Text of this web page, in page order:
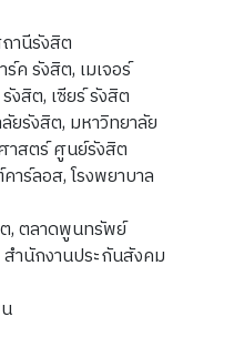
านีรังสิต
ค รังสิต, เมเจอร์
งสิต, เซียร์ รังสิต
ยรังสิต, มหาวิทยาลัย
าสตร์ ศูนย์รังสิต
าร์ลอส, โรงพยาบาล
, ตลาดพูนทรัพย์
ำนักงานประกันสังคม